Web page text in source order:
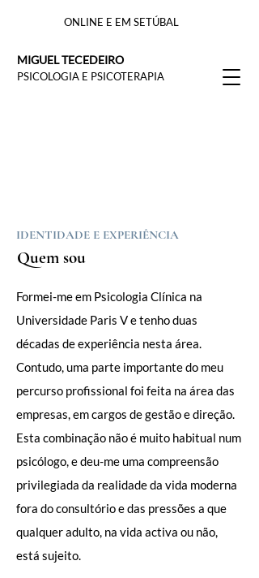
MIGUEL TECEDEIRO
PSICOLOGIA E PSICOTERAPIA
ONLINE E EM SETÚBAL
IDENTIDADE E EXPERIÊNCIA
Quem sou
Formei-me em Psicologia Clínica na
Universidade Paris V e tenho duas
décadas de experiência nesta área.
Contudo, uma parte importante do meu
percurso profissional foi feita na área das
empresas, em cargos de gestão e direção.
Esta combinação não é muito habitual num
psicólogo, e deu-me uma compreensão
privilegiada da realidade da vida moderna
fora do consultório e das pressões a que
qualquer adulto, na vida activa ou não,
está sujeito.